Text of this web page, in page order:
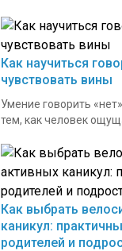
Как научиться
чувствовать вины
Умение говорить
тем, как человек
Как выбрать
каникул:
родителей и